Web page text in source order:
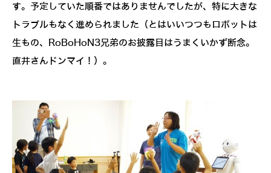
す。予定していた順番ではありませんでしたが、特に大きな
トラブルもなく進められました（とはいいつつもロボットは
生もの、RoBoHoN3兄弟のお披露目はうまくいかず断念。
直井さんドンマイ！）。